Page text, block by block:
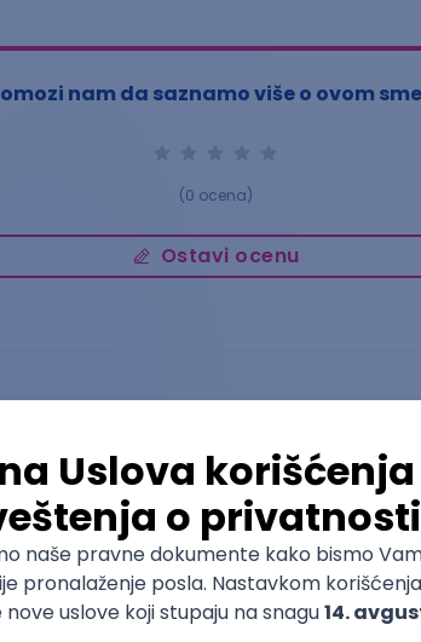
nam da saznamo više o ovom
(0 ocena)
Ostavi ocenu
Menadžment